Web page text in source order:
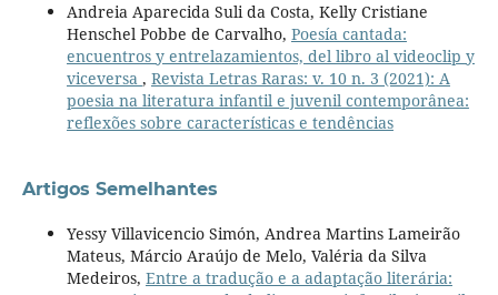
Andreia Aparecida Suli da Costa, Kelly Cristiane
Henschel Pobbe de Carvalho, Poesía cantada:
encuentros y entrelazamientos, del libro al videoclip y
viceversa , Revista Letras Raras: v. 10 n. 3 (2021): A
poesia na literatura infantil e juvenil contemporânea:
reflexões sobre características e tendências
Artigos Semelhantes
Yessy Villavicencio Simón, Andrea Martins Lameirão
Mateus, Márcio Araújo de Melo, Valéria da Silva
Medeiros, Entre a tradução e a adaptação literária: